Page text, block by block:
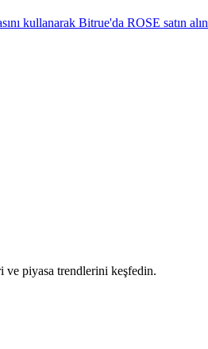
kullanarak Bitrue'da ROSE satın alın
ve piyasa trendlerini keşfedin.